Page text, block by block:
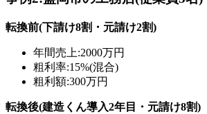
転換前(下請け8割・元請け2割)
年間売上:2000万円
粗利率:15%(混合)
粗利額:300万円
転換後(建造くん導入2年目・元請け8割)